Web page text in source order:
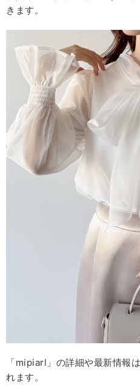
きます。
「mipiarl」の詳細や最新情報
れます。